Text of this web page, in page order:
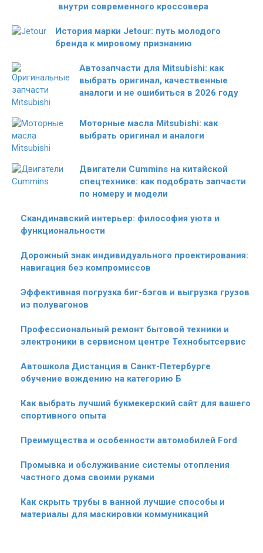
внутри современного кроссовера
История марки Jetour: путь молодого
бренда к мировому признанию
Автозапчасти для Mitsubishi: как
выбрать оригинал, качественные
аналоги и не ошибиться в 2026 году
Моторные масла Mitsubishi: как
выбрать оригинал и аналоги
Двигатели Cummins на китайской
спецтехнике: как подобрать запчасти
по номеру и модели
Скандинавский интерьер: философия уюта и
функциональности
Дорожный знак индивидуального проектирования:
навигация без компромиссов
Эффективная погрузка биг-бэгов и выгрузка грузов
из полувагонов
Профессиональный ремонт бытовой техники и
электроники в сервисном центре Технобытсервис
Автошкола Дистанция в Санкт-Петербурге
обучение вождению на категорию Б
Как выбрать лучший букмекерский сайт для вашего
спортивного опыта
Преимущества и особенности автомобилей Ford
Промывка и обслуживание системы отопления
частного дома своими руками
Как скрыть трубы в ванной лучшие способы и
материалы для маскировки коммуникаций